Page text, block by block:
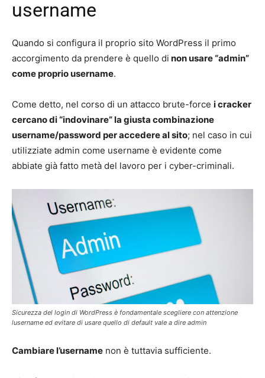
username
Quando si configura il proprio sito WordPress il primo
accorgimento da prendere è quello di non usare “admin”
come proprio username.
Come detto, nel corso di un attacco brute-force i cracker
cercano di “indovinare” la giusta combinazione
username/password per accedere al sito; nel caso in cui
utilizziate admin come username è evidente come
abbiate già fatto metà del lavoro per i cyber-criminali.
Sicurezza del login di WordPress è fondamentale scegliere con attenzione
lusername ed evitare di usare quello di default vale a dire admin
Cambiare l’username non è tuttavia sufficiente.